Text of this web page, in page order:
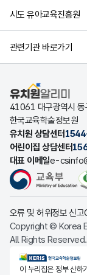
시도 유아교육진흥원
관련기관 바로가기
유치원알리미
41061 대구광역시
한국교육학술정보원
유치원 상담센터
어린이집 상담센터
대표 이메일e-
오류 및 허위정보 신고
Copyright © Korea
All Rights Reserved.
KERIS한국교육학술
이 누리집은 정부 산하